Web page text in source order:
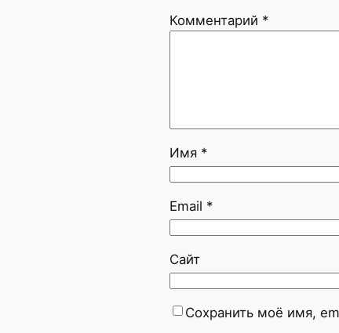
Комментарий *
Имя *
Email *
Сайт
Сохранить моё имя,